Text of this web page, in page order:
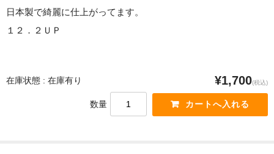
日本製で綺麗に仕上がってます。
１２．２ＵＰ
在庫状態 : 在庫有り ¥1,700(税込)
数量